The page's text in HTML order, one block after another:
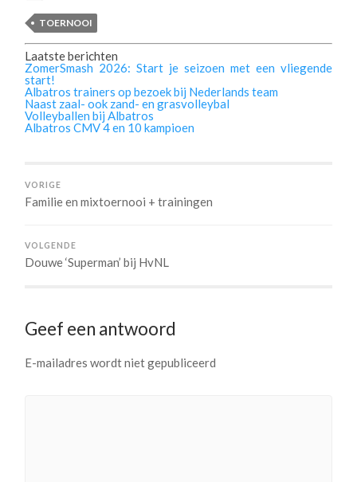
TOERNOOI
Laatste berichten
ZomerSmash 2026: Start je seizoen met een vliegende
start!
Albatros trainers op bezoek bij Nederlands team
Naast zaal- ook zand- en grasvolleybal
Volleyballen bij Albatros
Albatros CMV 4 en 10 kampioen
VORIGE
Familie en mixtoernooi + trainingen
VOLGENDE
Douwe ‘Superman’ bij HvNL
Geef een antwoord
E-mailadres wordt niet gepubliceerd